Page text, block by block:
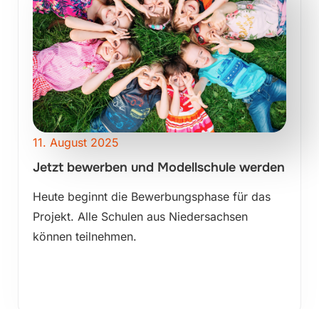
11. August 2025
Jetzt bewerben und Modellschule werden
Heute beginnt die Bewerbungsphase für das
Projekt. Alle Schulen aus Niedersachsen
können teilnehmen.